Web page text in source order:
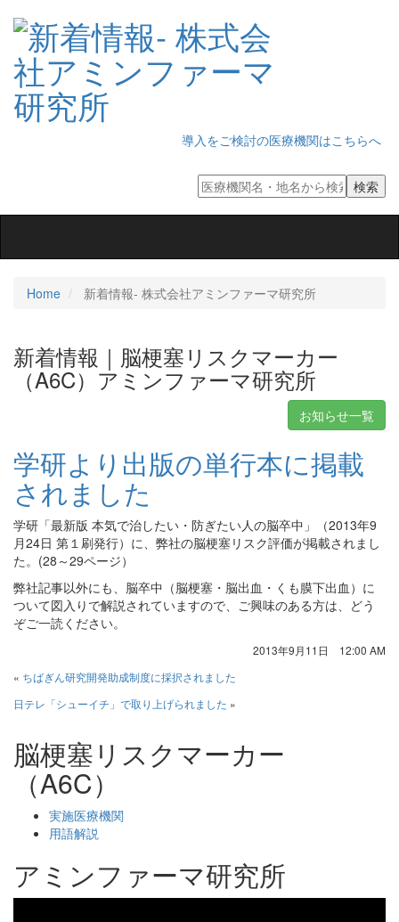
導入をご検討の医療機関はこちらへ
Home 新着情報‐ 株式会社アミンファーマ研究所
新着情報｜脳梗塞リスクマーカー
（A6C）アミンファーマ研究所
お知らせ一覧
学研より出版の単行本に掲載
されました
学研「最新版 本気で治したい・防ぎたい人の脳卒中」（2013年9
月24日 第１刷発行）に、弊社の脳梗塞リスク評価が掲載されまし
た。(28～29ページ）
弊社記事以外にも、脳卒中（脳梗塞・脳出血・くも膜下出血）に
ついて図入りで解説されていますので、ご興味のある方は、どう
ぞご一読ください。
2013年9月11日 12:00 AM
« ちばぎん研究開発助成制度に採択されました
日テレ「シューイチ」で取り上げられました »
脳梗塞リスクマーカー
（A6C）
実施医療機関
用語解説
アミンファーマ研究所